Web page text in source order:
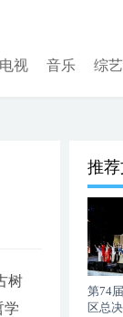
电视 音乐 综艺
树
学
推
第74
区总决